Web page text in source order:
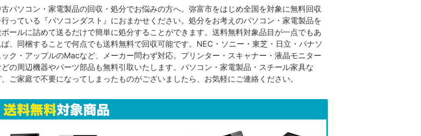
古パソコン・家電製品の回収・処分でお悩みの方へ。弥富市をはじめ全国を対象に無料回収
行っている『パソコンダスト』におまかせください。処分をお考えのパソコン・家電製品を
ールに詰めて送るだけで簡単に処分することができます。送料無料対象品目が一点でもあ
ば、同梱することで何点でも送料無料で回収可能です。NEC・ソニー・東芝・日立・パナソ
ック・アップルのMacなど、メーカー問わず対応。プリンター・スキャナー・液晶モニター
どの周辺機器やパーツ部品も無料引取いたします。パソコン・家電製品・スチール家具な
、ご家庭で不要になってしまったものがございましたら、お気軽にご連絡ください。